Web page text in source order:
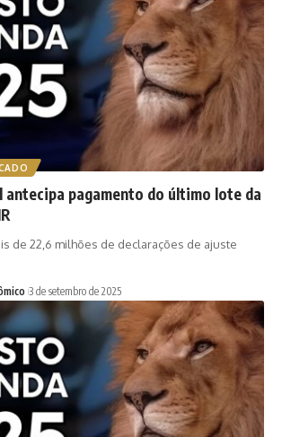
antecipa pagamento do último lote da
de 22,6 milhões de declarações de ajuste
3 de setembro de 2025